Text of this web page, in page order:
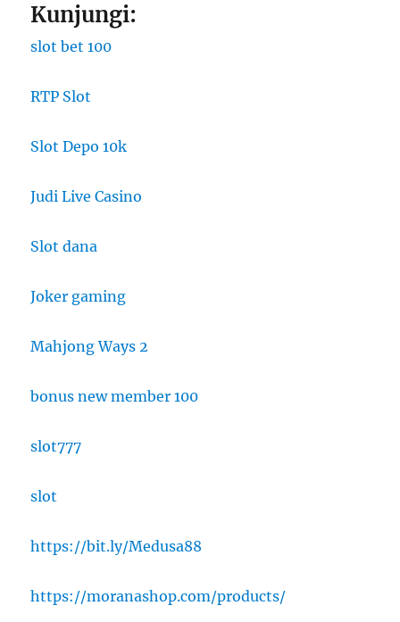
Kunjungi:
slot bet 100
RTP Slot
Slot Depo 10k
Judi Live Casino
Slot dana
Joker gaming
Mahjong Ways 2
bonus new member 100
slot777
slot
https://bit.ly/Medusa88
https://moranashop.com/products/